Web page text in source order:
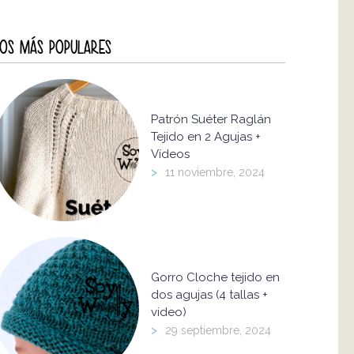
MÁS POPULARES
Patrón Suéter Raglán
Tejido en 2 Agujas +
Vídeos
> 11 noviembre, 2024
Gorro Cloche tejido en
dos agujas (4 tallas +
video)
> 29 septiembre, 2024